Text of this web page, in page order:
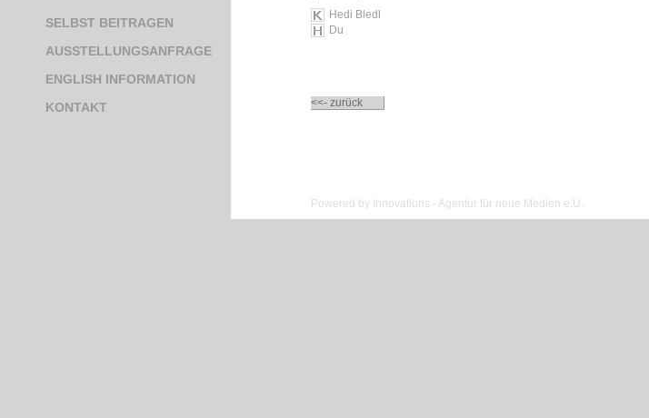
SELBST BEITRAGEN
AUSSTELLUNGSANFRAGE
ENGLISH INFORMATION
KONTAKT
Hedi Bledl
Du
<<- zurück
Powered by Innovations - Agentur für neue Medien e.U.